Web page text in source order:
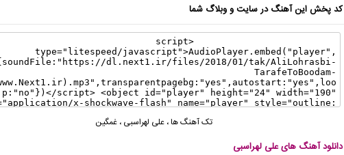
کد پخش این آهنگ در سایت و وبلاگ شما
تک آهنگ ها،علی لهراسبی ،غمگین
دانلود آهنگ های علی لهراسبی